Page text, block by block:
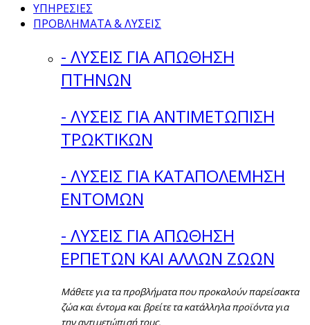
ΥΠΗΡΕΣΙΕΣ
ΠΡΟΒΛΗΜΑΤΑ & ΛΥΣΕΙΣ
- ΛΥΣΕΙΣ ΓΙΑ ΑΠΩΘΗΣΗ
ΠΤΗΝΩΝ
- ΛΥΣΕΙΣ ΓΙΑ ΑΝΤΙΜΕΤΩΠΙΣΗ
ΤΡΩΚΤΙΚΩΝ
- ΛΥΣΕΙΣ ΓΙΑ ΚΑΤΑΠΟΛΕΜΗΣΗ
ΕΝΤΟΜΩΝ
- ΛΥΣΕΙΣ ΓΙΑ ΑΠΩΘΗΣΗ
ΕΡΠΕΤΩΝ ΚΑΙ ΑΛΛΩΝ ΖΩΩΝ
Μάθετε για τα προβλήματα που προκαλούν παρείσακτα
ζώα και έντομα και βρείτε τα κατάλληλα προϊόντα για
την αντιμετώπισή τους.